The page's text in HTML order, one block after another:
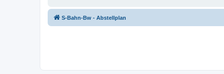
S-Bahn-Bw - Abstellplan